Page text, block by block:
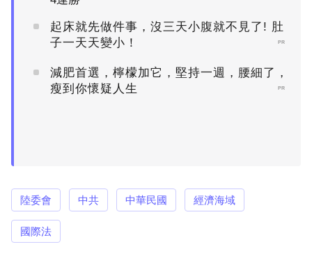
起床就先做件事，沒三天小腹就不見了! 肚
子一天天變小！
PR
減肥首選，檸檬加它，堅持一週，腰細了，
瘦到你懷疑人生
PR
陸委會 中共 中華民國 經濟海域
國際法